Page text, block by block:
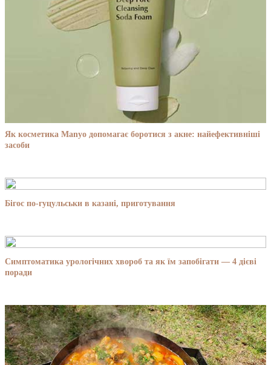
Як косметика Manyo допомагає боротися з акне: найефективніші
засоби
Бігос по-гуцульськи в казані, приготування
Симптоматика урологічних хвороб та як їм запобігати — 4 дієві
поради